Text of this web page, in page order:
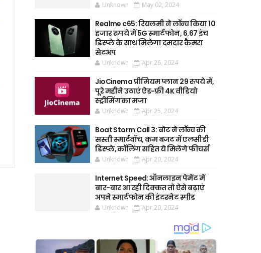
Unknown May 02, 2024
Realme c65: रियलमी ने लॉन्च किया 10
हजार रुपये में 5G स्मार्टफोन, 6.67 इंच
डिस्प्ले के साथ मिलेगा दमदार कैमरा
सेटअप
Unknown Apr 26, 2024
JioCinema प्रीमियम प्लान 29 रुपये में,
पूरे महीने उठाएं ऐड-फ्री 4K वीडियो
स्ट्रीमिंग का मजा
Unknown Apr 25, 2024
Boat Storm Call 3: बोट ने लॉन्च की
सस्ती स्मार्टवॉच, कम बजट में एलसीडी
डिस्प्ले, कॉलिंग सहित ये मिलेंगे फीचर्स
Unknown Apr 20, 2024
Internet Speed: ऑनलाइन पेमेंट में
बार-बार आ रही दिक्कत तो ऐसे बढ़ाएं
अपने स्मार्टफोन की इंटरनेट स्पीड
Unknown Apr 20, 2024